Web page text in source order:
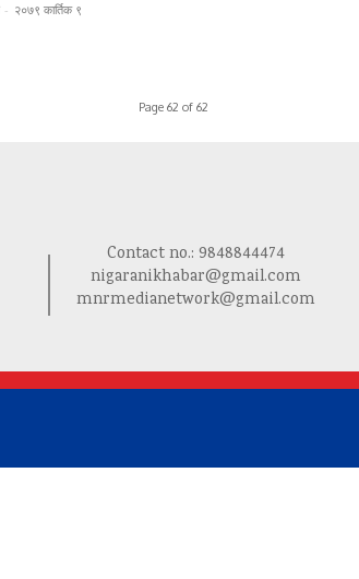
- २०७९ कार्तिक ९
Page 62 of 62
Contact no.: 9848844474
nigaranikhabar@gmail.com
mnrmedianetwork@gmail.com